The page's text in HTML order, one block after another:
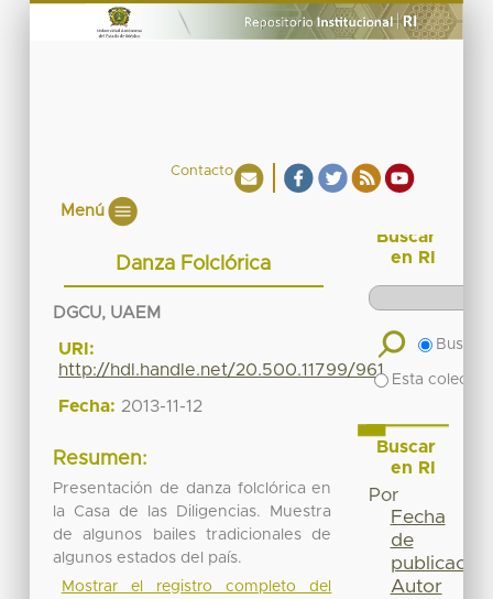
Contacto
Menú
Danza Folclórica
DGCU, UAEM
URI:
http://hdl.handle.net/20.500.11799/961
Fecha: 2013-11-12
Resumen:
Presentación de danza folclórica en
la Casa de las Diligencias. Muestra
de algunos bailes tradicionales de
algunos estados del país.
Mostrar el registro completo del
Buscar
en RI
Buscar
Esta
Buscar
en RI
Por
Fecha
de
publicación
Autor